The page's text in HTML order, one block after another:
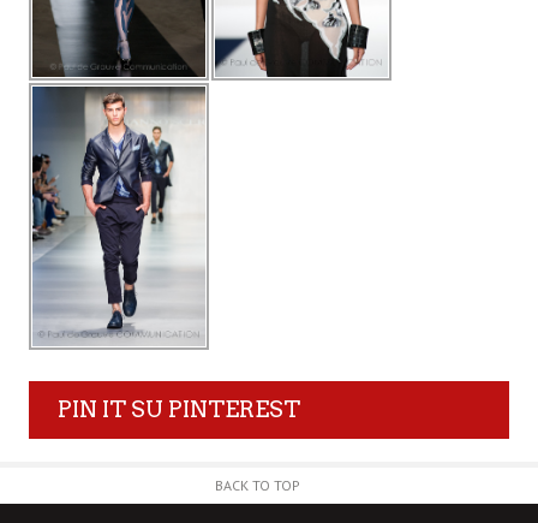
PIN IT SU PINTEREST
BACK TO TOP